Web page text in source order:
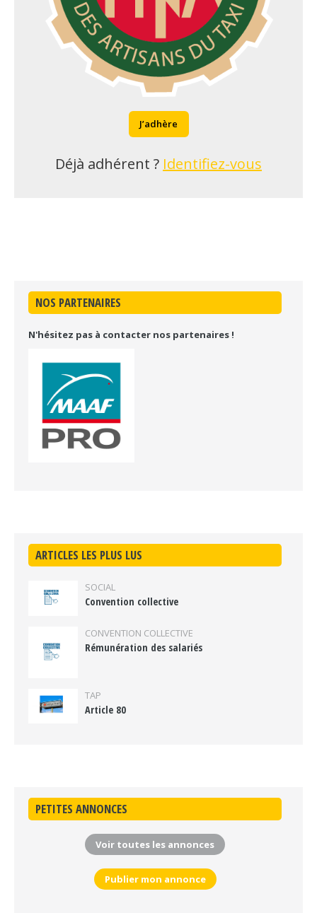
J’adhère
Déjà adhérent ? Identifiez-vous
NOS PARTENAIRES
N'hésitez pas à contacter nos partenaires !
ARTICLES LES PLUS LUS
SOCIAL
Convention collective
CONVENTION COLLECTIVE
Rémunération des salariés
TAP
Article 80
PETITES ANNONCES
Voir toutes les annonces
Publier mon annonce